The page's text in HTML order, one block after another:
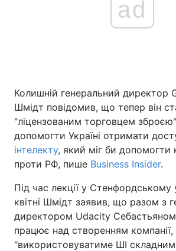
Головна Війна
Україна Політика
Економіка Світ
Техно і зв'язок Лайт
Зброя
ad
Колишній генеральний директор
Шмідт повідомив, що тепер він
"ліцензованим торговцем
допомогти Україні отримати
інтелекту, який міг би допомогти
проти РФ, пише Business Insider.
Під час лекції у Стенфордському
квітні Шмідт заявив, що разом з
директором Udacity
працює над створенням компанії,
"використовуватиме ШІ